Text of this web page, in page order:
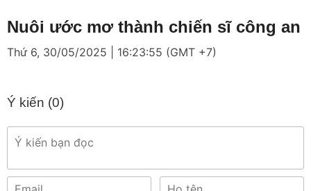
Nuôi ước mơ thành chiến sĩ công an
Thứ 6, 30/05/2025 | 16:23:55 (GMT +7)
Ý kiến (0)